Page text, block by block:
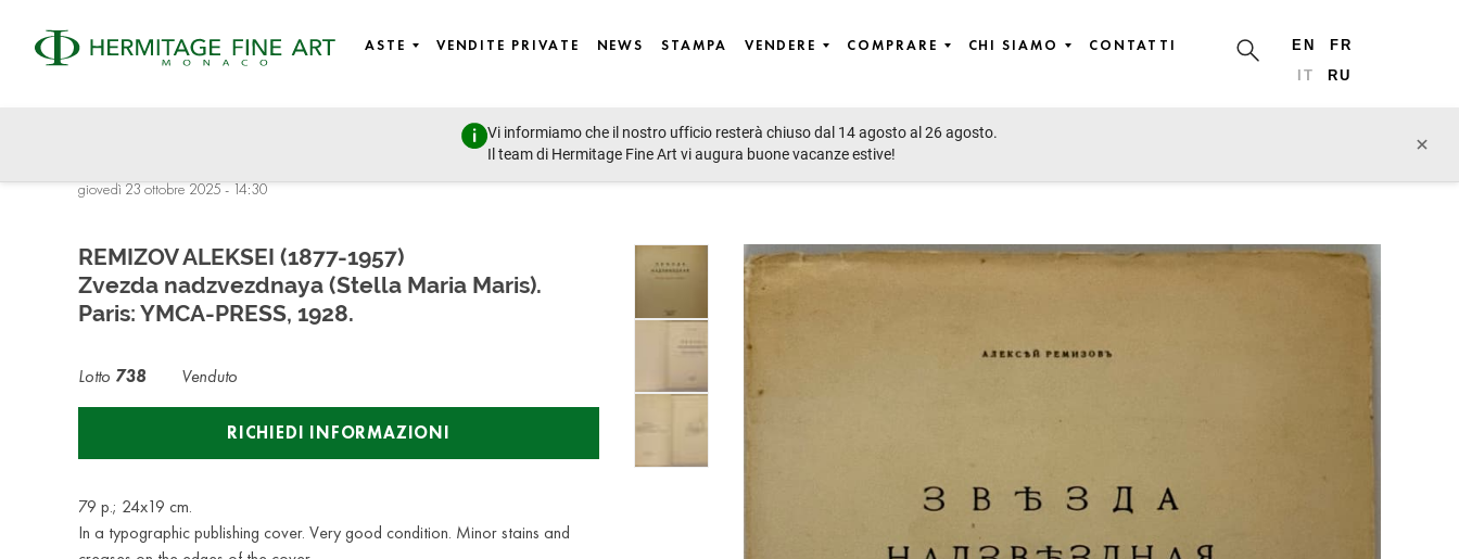
ASTE VENDITE PRIVATE NEWS STAMPA VENDERE COMPRARE CHI SIAMO CONTATTI EN
FR
IT
RU
Vi informiamo che il nostro ufficio resterà chiuso dal 14 agosto al 26 agosto.
Il team di Hermitage Fine Art vi augura buone vacanze estive!
×
RARES LIVRES ET AUTOGRAPHES: Antique Books § Autographs, including Russian Books, Rare & Lifetime Editions, Photographs § Works on
giovedì 23 ottobre 2025 - 14:30
REMIZOV ALEKSEI (1877-1957)
Zvezda nadzvezdnaya (Stella Maria Maris).
Paris: YMCA-PRESS, 1928.
Lotto 738 Venduto
RICHIEDI INFORMAZIONI
79 p.; 24x19 cm.
In a typographic publishing cover. Very good condition. Minor stains and